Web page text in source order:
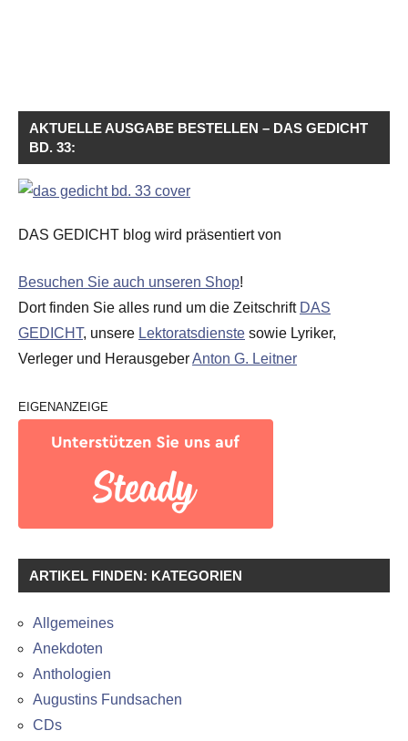
AKTUELLE AUSGABE BESTELLEN – DAS GEDICHT
BD. 33:
DAS GEDICHT blog wird präsentiert von
Besuchen Sie auch unseren Shop!
Dort finden Sie alles rund um die Zeitschrift DAS
GEDICHT, unsere Lektoratsdienste sowie Lyriker,
Verleger und HerausgeberAnton G. Leitner
EIGENANZEIGE
ARTIKEL FINDEN: KATEGORIEN
Allgemeines
Anekdoten
Anthologien
Augustins Fundsachen
CDs